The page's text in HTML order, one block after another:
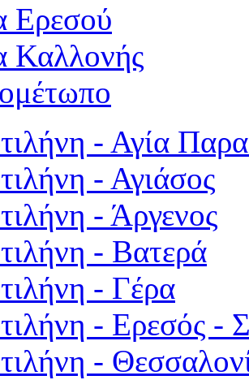
Ερεσού
Καλλονής
- Αγία
- Αγιάσος
- Άργενος
- Βατερά
- Γέρα
- Ερεσός -
-